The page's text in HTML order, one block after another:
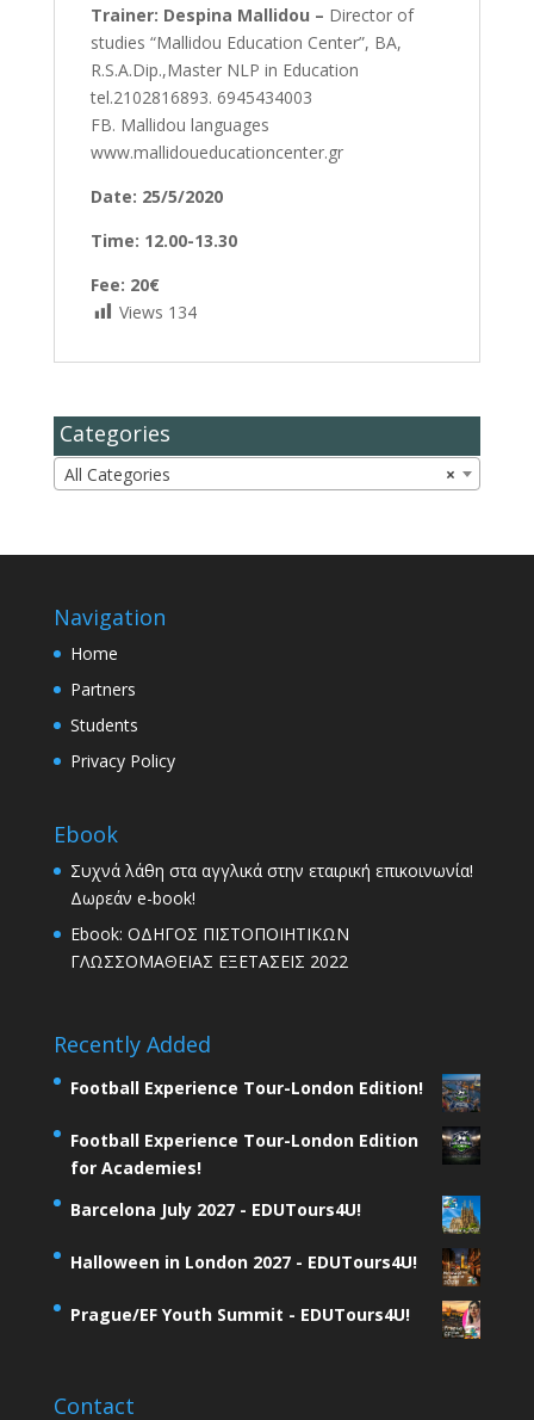
Trainer: Despina Mallidou – Director of
studies “Mallidou Education Center”, BA,
R.S.A.Dip.,Master NLP in Education
tel.2102816893. 6945434003
FB. Mallidou languages
www.mallidoueducationcenter.gr
Date: 25/5/2020
Time: 12.00-13.30
Fee: 20€
Views 134
Categories
×
All Categories
Navigation
Home
Partners
Students
Privacy Policy
Ebook
Συχνά λάθη στα αγγλικά στην εταιρική επικοινωνία!
Δωρεάν e-book!
Ebook: ΟΔΗΓΟΣ ΠΙΣΤΟΠΟΙΗΤΙΚΩΝ
ΓΛΩΣΣΟΜΑΘΕΙΑΣ ΕΞΕΤΑΣΕΙΣ 2022
Recently Added
Football Experience Tour-London Edition!
Football Experience Tour-London Edition
for Academies!
Barcelona July 2027 - EDUTours4U!
Halloween in London 2027 - EDUTours4U!
Prague/EF Youth Summit - EDUTours4U!
Contact